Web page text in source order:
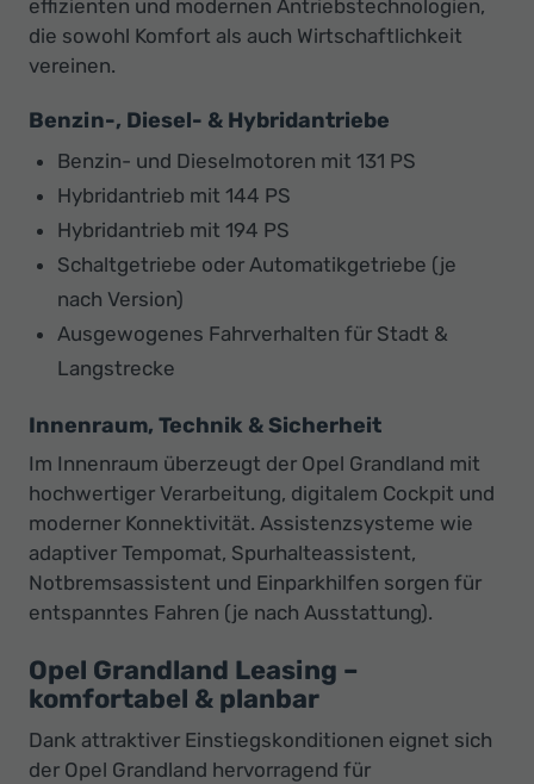
effizienten und modernen Antriebstechnologien,
die sowohl Komfort als auch Wirtschaftlichkeit
vereinen.
Benzin-, Diesel- & Hybridantriebe
Benzin- und Dieselmotoren mit 131 PS
Hybridantrieb mit 144 PS
Hybridantrieb mit 194 PS
Schaltgetriebe oder Automatikgetriebe (je
nach Version)
Ausgewogenes Fahrverhalten für Stadt &
Langstrecke
Innenraum, Technik & Sicherheit
Im Innenraum überzeugt der Opel Grandland mit
hochwertiger Verarbeitung, digitalem Cockpit und
moderner Konnektivität. Assistenzsysteme wie
adaptiver Tempomat, Spurhalteassistent,
Notbremsassistent und Einparkhilfen sorgen für
entspanntes Fahren (je nach Ausstattung).
Opel Grandland Leasing –
komfortabel & planbar
Dank attraktiver Einstiegskonditionen eignet sich
der Opel Grandland hervorragend für